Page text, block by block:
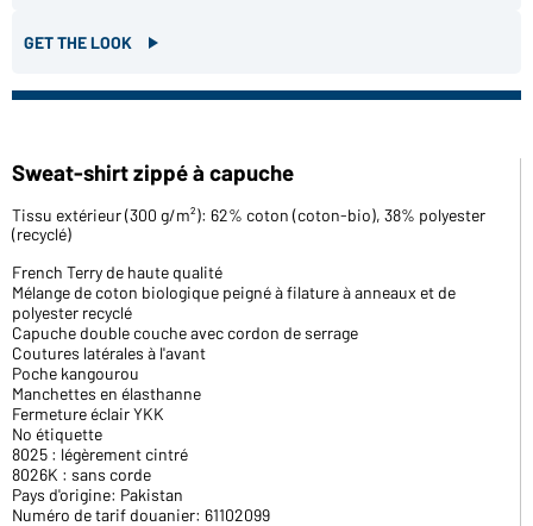
GET THE LOOK
Sweat-shirt zippé à capuche
Tissu extérieur (300 g/m²): 62% coton (coton-bio), 38% polyester
(recyclé)
French Terry de haute qualité
Mélange de coton biologique peigné à filature à anneaux et de
polyester recyclé
Capuche double couche avec cordon de serrage
Coutures latérales à l'avant
Poche kangourou
Manchettes en élasthanne
Fermeture éclair YKK
No étiquette
8025 : légèrement cintré
8026K : sans corde
Pays d'origine: Pakistan
Numéro de tarif douanier: 61102099